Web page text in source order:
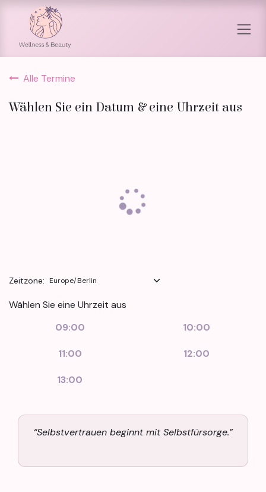
Zum Inhalt springen
Alle Termine
Wählen Sie ein Datum & eine Uhrzeit aus
Zeitzone:
Wählen Sie eine Uhrzeit aus
09:00
10:00
11:00 12:00
13:00
“Selbstvertrauen beginnt mit Selbstfürsorge.”